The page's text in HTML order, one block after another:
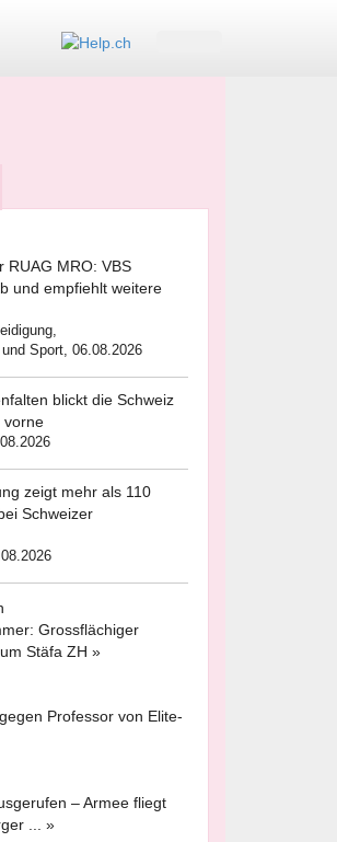
RUAG MRO: VBS
und empfiehlt weitere
Sport, 06.08.2026
blickt die Schweiz
vorne
zeigt mehr als 110
Schweizer
Grossflächiger
Stäfa ZH »
Professor von Elite-
– Armee fliegt
... »